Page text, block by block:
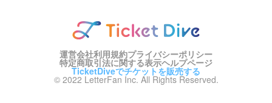
運営会社利用規約プライバシーポリシー
特定商取引法に関する表示ヘルプページ
TicketDiveでチケットを販売する
© 2022 LetterFan Inc. All Rights Reserved.